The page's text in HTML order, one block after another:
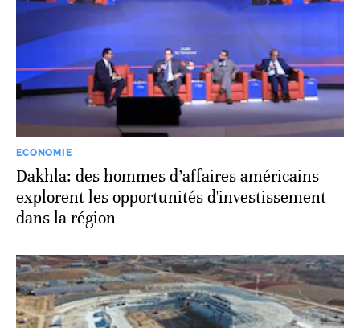
ECONOMIE
Dakhla: des hommes d’affaires américains
explorent les opportunités d'investissement
dans la région